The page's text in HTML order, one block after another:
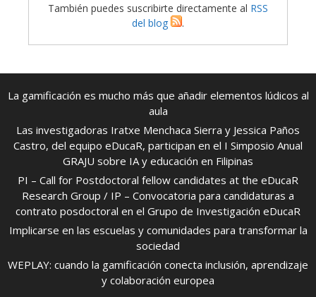
También puedes suscribirte directamente al RSS
del blog
.
La gamificación es mucho más que añadir elementos lúdicos al
aula
Las investigadoras Iratxe Menchaca Sierra y Jessica Paños
Castro, del equipo eDucaR, participan en el I Simposio Anual
GRAJU sobre IA y educación en Filipinas
PI – Call for Postdoctoral fellow candidates at the eDucaR
Research Group / IP – Convocatoria para candidaturas a
contrato posdoctoral en el Grupo de Investigación eDucaR
Implicarse en las escuelas y comunidades para transformar la
sociedad
WEPLAY: cuando la gamificación conecta inclusión, aprendizaje
y colaboración europea